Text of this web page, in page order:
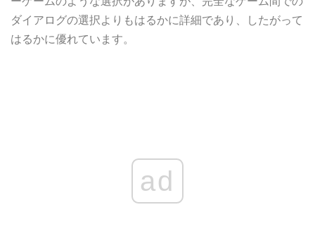
ダイアログの選択よりもはるかに詳細であり、したがって
はるかに優れています。
ad